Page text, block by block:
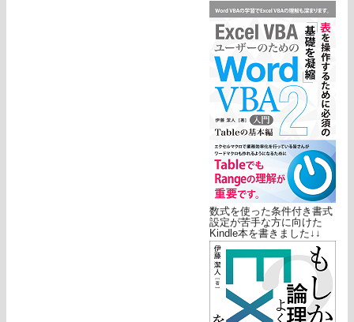
数式を使った条件付き書式
設定が苦手な方に向けた
Kindle本を書きました↓↓